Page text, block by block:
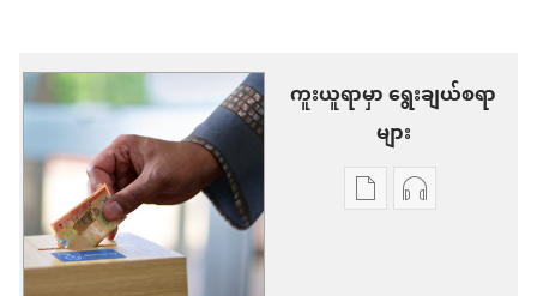
ကူးယူရာမှာ ရွေးချယ်စရာ
များ
စာပေအသံ